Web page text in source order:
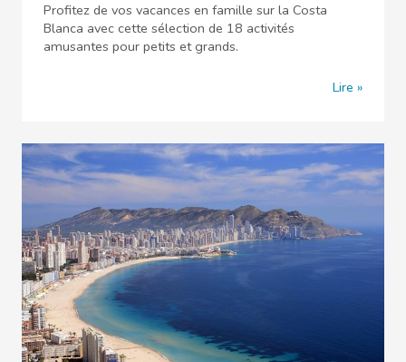
Profitez de vos vacances en famille sur la Costa
Blanca avec cette sélection de 18 activités
amusantes pour petits et grands.
Lire